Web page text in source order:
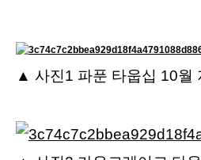
▲ 사진1 파푼 타웁십 10월